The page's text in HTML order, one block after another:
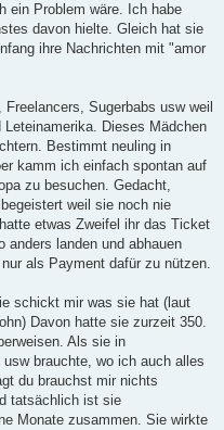
ein Problem wäre. Ich habe
davon hielte. Gleich hat sie
ihre Nachrichten mit "amor
Sugerbabs usw weil
Dieses Mädchen
Bestimmt neuling in
kamm ich einfach spontan auf
zu besuchen. Gedacht,
weil sie noch nie
etwas Zweifel ihr das Ticket
anders landen und abhauen
als Payment dafür zu nützen.
schickt mir was sie hat (laut
Davon hatte sie zurzeit 350.
Als sie in
brauchte, wo ich auch alles
du brauchst mir nichts
tatsächlich ist sie
Monate zusammen. Sie wirkte